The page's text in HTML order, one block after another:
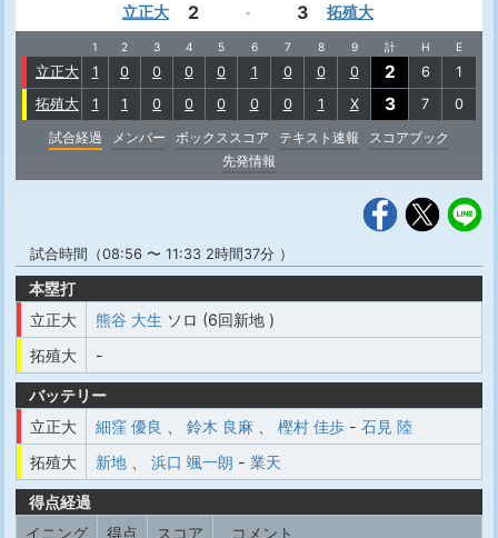
立正大 2 - 3 拓殖大
1 2 3 4 5 6 7 8 9 計 H E
立正大 1 0 0 0 0 1 0 0 0 2 6
1
拓殖大
1 1 0 0 0 0 0 1 X 3 7
0
試合経過
メンバー ボックススコア テキスト速報
スコアブック
先発情報
試合時間（08:56 〜 11:33 2時間37分 ）
本塁打
立正大
熊谷 大生 ソロ (6回新地 )
拓殖大
-
バッテリー
立正大
細窪 優良 鈴木 良麻 樫村 佳歩 - 石見 陸
拓殖大
新地 浜口 颯一朗 - 業天
得点経過
イニング
得点 スコア コメント